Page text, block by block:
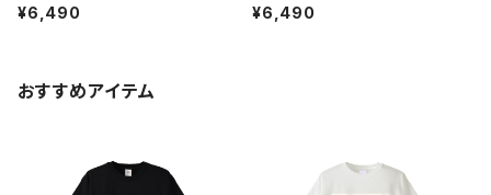
¥6,490 ¥6,490
おすすめアイテム